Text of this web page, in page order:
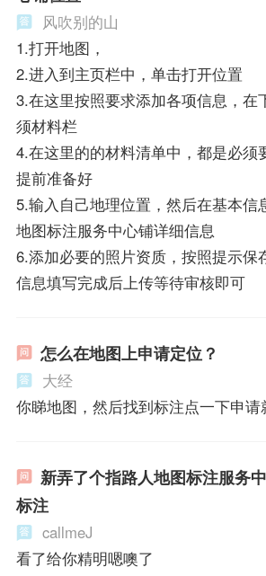
风吹别的山
1.打开地图，
2.进入到主页栏中，单击打开位置
3.在这里按照要求添加各项信息，在
须材料栏
4.在这里的的材料清单中，都是必须
提前准备好
5.输入自己地理位置，然后在基本信
地图标注服务中心铺详细信息
6.添加必要的照片资质，按照提示保
信息填写完成后上传等待审核即可
怎么在地图上申请定位？
大经
你睇地图，然后找到标注点一下申请
新弄了个指路人地图标注服务
标注
callmeJ
看了给你精明嗯噢了